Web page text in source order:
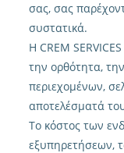
σας, σας
συστατικά.
Η CREM
την ορθότητα,
περιεχομένων,
αποτελέσματά
Το κόστος των
εξυπηρετήσεων,